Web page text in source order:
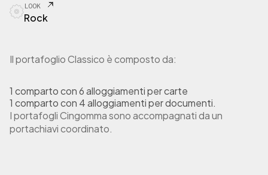
a
f
l
C
a
m
e
LOOK
Rock
Il portafoglio Classico è composto da:
1 comparto con 6 alloggiamenti per carte
1 comparto con 4 alloggiamenti per documenti.
I portafogli Cingomma sono accompagnati da un
portachiavi coordinato.